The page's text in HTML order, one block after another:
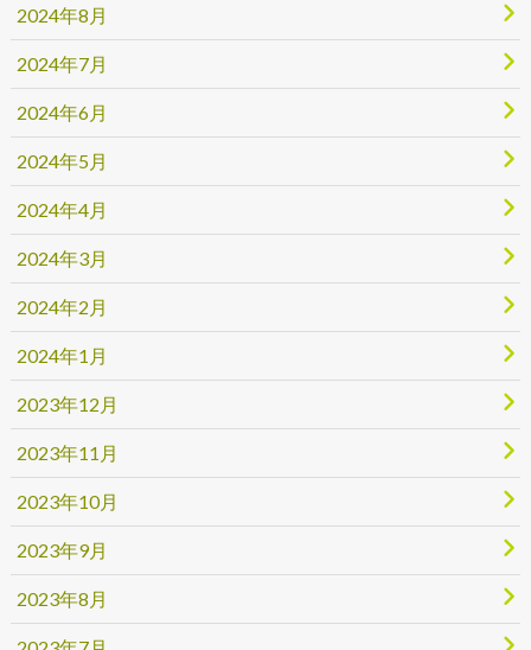
2024年8月
2024年7月
2024年6月
2024年5月
2024年4月
2024年3月
2024年2月
2024年1月
2023年12月
2023年11月
2023年10月
2023年9月
2023年8月